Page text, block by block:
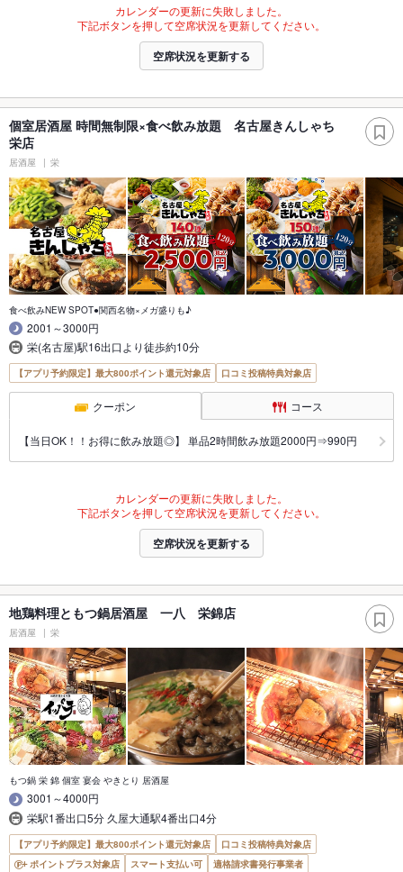
カレンダーの更新に失敗しました。
下記ボタンを押して空席状況を更新してください。
空席状況を更新する
個室居酒屋 時間無制限×食べ飲み放題 名古屋きんしゃち
栄店
居酒屋 栄
食べ飲みNEW SPOT●関西名物×メガ盛りも♪
2001～3000円
栄(名古屋)駅16出口より徒歩約10分
【アプリ予約限定】最大800ポイント還元対象店 口コミ投稿特典対象店
クーポン コース
【当日OK！！お得に飲み放題◎】 単品2時間飲み放題2000円⇒990円
カレンダーの更新に失敗しました。
下記ボタンを押して空席状況を更新してください。
空席状況を更新する
地鶏料理ともつ鍋居酒屋 一八 栄錦店
居酒屋 栄
もつ鍋 栄 錦 個室 宴会 やきとり 居酒屋
3001～4000円
栄駅1番出口5分 久屋大通駅4番出口4分
【アプリ予約限定】最大800ポイント還元対象店
口コミ投稿特典対象店
ポイントプラス対象店
スマート支払い可 適格請求書発行事業者